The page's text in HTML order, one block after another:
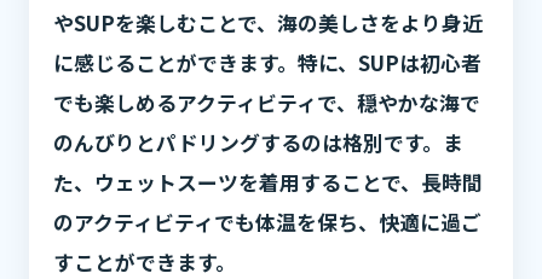
やSUPを楽しむことで、海の美しさをより身近
に感じることができます。特に、SUPは初心者
でも楽しめるアクティビティで、穏やかな海で
のんびりとパドリングするのは格別です。ま
た、ウェットスーツを着用することで、長時間
のアクティビティでも体温を保ち、快適に過ご
すことができます。